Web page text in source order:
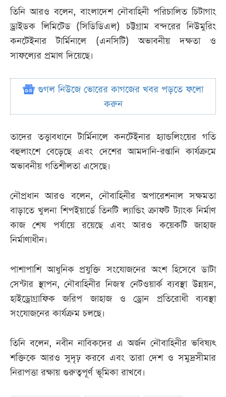
তিনি আরও বলেন, বাংলাদেশ নৌবাহিনী পরিচালিত চিটাগাং
ড্রাইডক লিমিটেড (সিডিডিএল) চট্টগ্রাম বন্দরের নিউমুরিং
কনটেইনার টার্মিনালে (এনসিটি) অভাবনীয় দক্ষতা ও
সাফল্যের প্রমাণ দিয়েছে।
গুগল নিউজে ভোরের কাগজের খবর পড়তে ফলো
করুন
তাদের তত্ত্বাবধানে টার্মিনালে কনটেইনার হ্যান্ডলিংয়ের গতি
বহুলাংশে বেড়েছে এবং দেশের আমদানি-রপ্তানি কার্যক্রমে
অভাবনীয় গতিশীলতা এসেছে।
নৌপ্রধান আরও বলেন, নৌবাহিনীর অপারেশনাল সক্ষমতা
বাড়াতে খুলনা শিপইয়ার্ডে তিনটি ল্যান্ডিং ক্রাফট ট্যাংক নির্মাণ
কাজ শেষ পর্যায়ে রয়েছে এবং আরও কয়েকটি জাহাজ
নির্মাণাধীন।
পাশাপাশি আধুনিক প্রযুক্তি সংযোজনের অংশ হিসেবে ডাটা
সেন্টার স্থাপন, নৌবাহিনীর নিজস্ব নেটওয়ার্ক ব্যবস্থা উন্নয়ন,
হাইড্রোগ্রাফিক জরিপ জাহাজ ও ড্রোন প্রতিরোধী ব্যবস্থা
সংযোজনের কার্যক্রম চলছে।
তিনি বলেন, নবীন নাবিকদের এ অর্জন নৌবাহিনীর ভবিষ্যৎ
শক্তিকে আরও সুদৃঢ় করবে এবং তারা দেশ ও সমুদ্রসীমার
নিরাপত্তা রক্ষায় গুরুত্বপূর্ণ ভূমিকা রাখবে।